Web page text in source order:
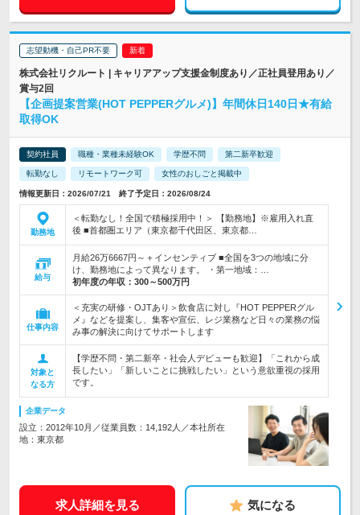
志望動機・自己PR不要
株式会社リクルート | キャリアアップ支援金制度あり／正社員登用あり／
賞与2回
【企画提案営業(HOT PEPPERグルメ)】年間休日140日★有給
取得OK
契約社員 職種・業種未経験OK 学歴不問 第二新卒歓迎
転勤なし リモートワーク可 女性のおしごと掲載中
情報更新日：2026/07/21 終了予定日：2026/08/24
勤務地
＜転勤なし！全国で積極採用中！＞ 【勤務地】※雇用入れ直
後 ■首都圏エリア（東京都千代田区、東京都…
給与
月給26万6667円～＋インセンティブ ■全国を3つの地域に分
け、勤務地によって異なります。 ・第一地域：…
初年度の年収： 300～500万円
仕事内容
＜充実の研修・OJTあり＞飲食店に対し『HOT PEPPERグル
メ』などを提案し、集客や宣伝、レジ業務など日々の業務の悩
み事の解決に向けてサポートします
対象と
なる方
【学歴不問・第二新卒・社会人デビューも歓迎】「これから成
長したい」「新しいことに挑戦したい」という意欲重視の採用
です。
企業データ
設立：2012年10月／従業員数：14,192人／本社所在
地：東京都
求人詳細を見る 気になる